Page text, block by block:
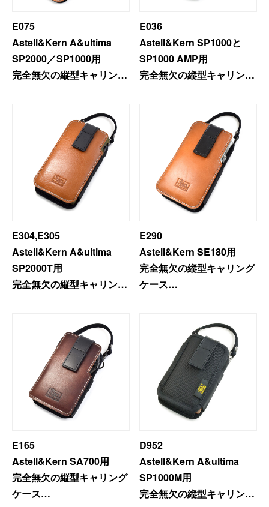
E075
Astell&Kern A&ultima
SP2000／SP1000用
完全無欠の縦型キャリング
E036
Astell&Kern SP1000と
SP1000 AMP用
完全無欠の縦型キャリング
E304,E305
Astell&Kern A&ultima
SP2000T用
完全無欠の縦型キャリング
E290
Astell&Kern SE180用
完全無欠の縦型キャリング
ケース
E165
Astell&Kern SA700用
完全無欠の縦型キャリング
ケース
D952
Astell&Kern A&ultima
SP1000M用
完全無欠の縦型キャリング